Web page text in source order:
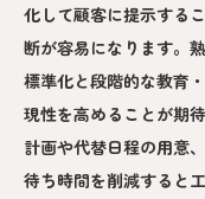
化して顧客に提示する
断が容易になります。
標準化と段階的な教育
現性を高めることが期
計画や代替日程の用意
待ち時間を削減すると